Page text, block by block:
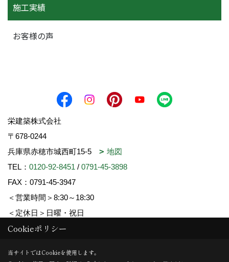
施工実績
お客様の声
栄建築株式会社
〒678-0244
兵庫県赤穂市城西町15-5
地図
TEL： 0120-92-8451 / 0791-45-3898
FAX：0791-45-3947
＜営業時間＞8:30～18:30
＜定休日＞日曜・祝日
Copyright (c) SAKAE-KENCHIKU. All Rights Reserved.
Cookieポリシー
当サイトではCookieを使用します。